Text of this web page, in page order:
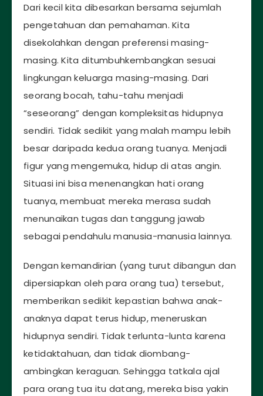
Dari kecil kita dibesarkan bersama sejumlah
pengetahuan dan pemahaman. Kita
disekolahkan dengan preferensi masing-
masing. Kita ditumbuhkembangkan sesuai
lingkungan keluarga masing-masing. Dari
seorang bocah, tahu-tahu menjadi
“seseorang” dengan kompleksitas hidupnya
sendiri. Tidak sedikit yang malah mampu lebih
besar daripada kedua orang tuanya. Menjadi
figur yang mengemuka, hidup di atas angin.
Situasi ini bisa menenangkan hati orang
tuanya, membuat mereka merasa sudah
menunaikan tugas dan tanggung jawab
sebagai pendahulu manusia-manusia lainnya.
Dengan kemandirian (yang turut dibangun dan
dipersiapkan oleh para orang tua) tersebut,
memberikan sedikit kepastian bahwa anak-
anaknya dapat terus hidup, meneruskan
hidupnya sendiri. Tidak terlunta-lunta karena
ketidaktahuan, dan tidak diombang-
ambingkan keraguan. Sehingga tatkala ajal
para orang tua itu datang, mereka bisa yakin